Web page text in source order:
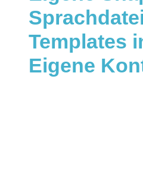
Templates
Eigene